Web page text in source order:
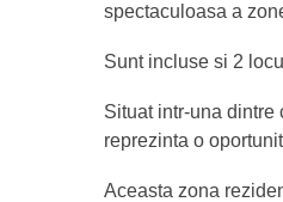
spectaculoasa a
Sunt incluse si 2
Situat intr-una
reprezinta o
Aceasta zona